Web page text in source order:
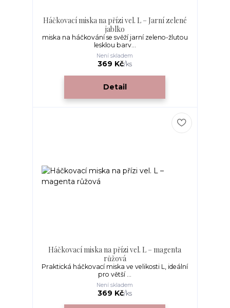
Háčkovací miska na přízi vel. L – Jarní zelené
jablko
miska na háčkování se svěží jarní zeleno-žlutou
lesklou barv...
369 Kč/ks
Není skladem
Detail
Háčkovací miska na přízi vel. L – magenta
růžová
Praktická háčkovací miska ve velikosti L, ideální
pro větší ...
369 Kč/ks
Není skladem